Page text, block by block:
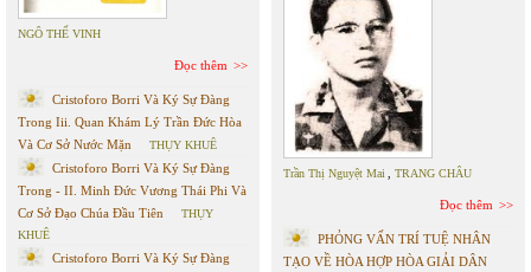
NGÔ THẾ VINH
Đọc thêm
Cristoforo Borri Và Ký Sự Đàng
Trong Iii. Quan Khám Lý Trần Đức Hòa
Và Cơ Sở Nước Mặn
THỤY KHUÊ
Cristoforo Borri Và Ký Sự Đàng
Trong - II. Minh Đức Vương Thái Phi Và
Cơ Sở Đạo Chúa Đầu Tiên
THỤY
KHUÊ
Cristoforo Borri Và Ký Sự Đàng
Trần Thị Nguyệt Mai TRANG CHÂU
Đọc thêm
PHỎNG VẤN TRÍ TUỆ NHÂN
TẠO VỀ HÒA HỢP HÒA GIẢI DÂN